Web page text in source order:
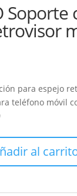
Soporte
para espejo
teléfono móvil
al